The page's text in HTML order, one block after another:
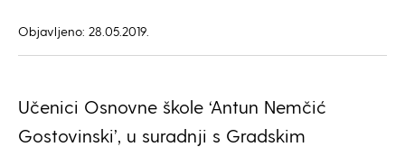
Objavljeno: 28.05.2019.
Učenici Osnovne škole ‘Antun Nemčić
Gostovinski’, u suradnji s Gradskim